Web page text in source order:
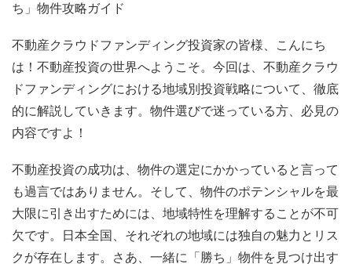
ち」物件攻略ガイド
不動産クラウドファンディング投資家の皆様、こんにち
は！不動産投資の世界へようこそ。今回は、不動産クラウ
ドファンディングにおける地域別投資戦略について、徹底
的に解説していきます。物件選びで迷っている方、必見の
内容ですよ！
不動産投資の成功は、物件の選定にかかっていると言って
も過言ではありません。そして、物件のポテンシャルを最
大限に引き出すためには、地域特性を理解することが不可
欠です。日本全国、それぞれの地域には独自の魅力とリス
クが存在します。さあ、一緒に「勝ち」物件を見つけ出す